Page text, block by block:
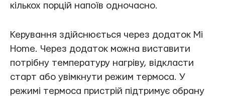
кількох порцій напоїв одночасно.
Керування здійснюється через додаток Mi
Home. Через додаток можна виставити
потрібну температуру нагріву, відкласти
старт або увімкнути режим термоса. У
режимі термоса пристрій підтримує обрану